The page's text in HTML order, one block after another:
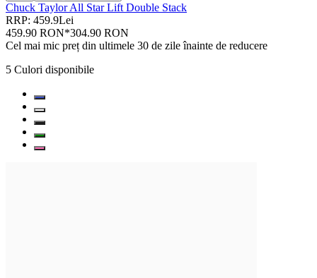
Chuck Taylor All Star Lift Double Stack
RRP: 459.9Lei
459.90 RON*304.90 RON
Cel mai mic preț din ultimele 30 de zile înainte de reducere
5 Culori disponibile